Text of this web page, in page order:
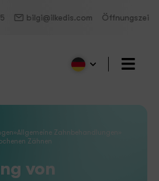
bilgi@ilkedis.com Öffnungszeiten
»Allgemeine Zahnbehandlungen
Zähnen
von